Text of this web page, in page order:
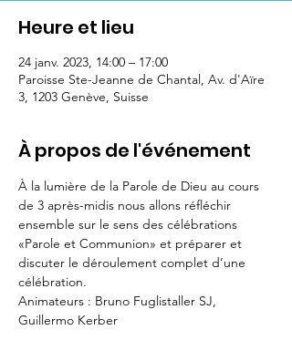
Heure et lieu
24 janv. 2023, 14:00 – 17:00
Paroisse Ste-Jeanne de Chantal, Av. d'Aïre
3, 1203 Genève, Suisse
À propos de l'événement
À la lumière de la Parole de Dieu au cours
de 3 après-midis nous allons réfléchir
ensemble sur le sens des célébrations
«Parole et Communion» et préparer et
discuter le déroulement complet d’une
célébration.
Animateurs : Bruno Fuglistaller SJ,
Guillermo Kerber